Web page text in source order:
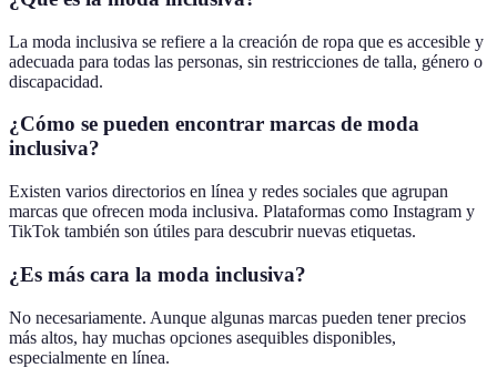
La moda inclusiva se refiere a la creación de ropa que es accesible y
adecuada para todas las personas, sin restricciones de talla, género o
discapacidad.
¿Cómo se pueden encontrar marcas de moda
inclusiva?
Existen varios directorios en línea y redes sociales que agrupan
marcas que ofrecen moda inclusiva. Plataformas como Instagram y
TikTok también son útiles para descubrir nuevas etiquetas.
¿Es más cara la moda inclusiva?
No necesariamente. Aunque algunas marcas pueden tener precios
más altos, hay muchas opciones asequibles disponibles,
especialmente en línea.